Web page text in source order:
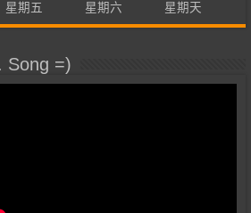
星期五 星期六 星期天
Song =)